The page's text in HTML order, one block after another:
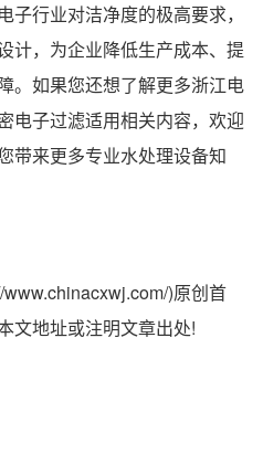
行业对洁净度的极高要求，
计，为企业降低生产成本、提
。如果您还想了解更多浙江电
电子过滤适用相关内容，欢迎
带来更多专业水处理设备知
)原创首
文地址或注明文章出处!